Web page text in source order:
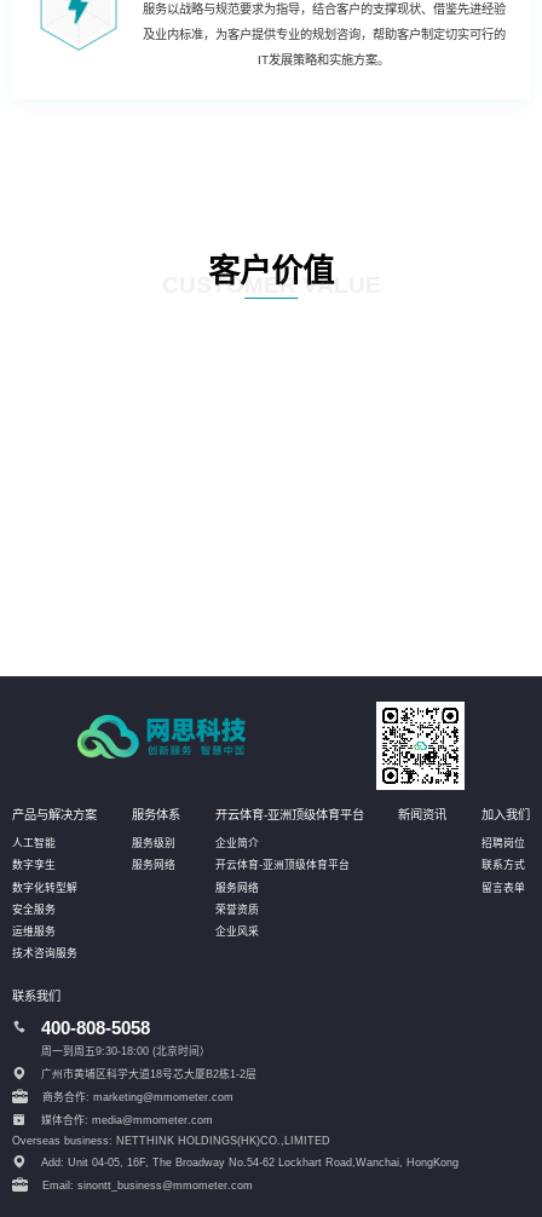
服务以战略与规范要求为指导，结合客户的支撑现状、借鉴先进经验
及业内标准，为客户提供专业的规划咨询，帮助客户制定切实可行的
IT发展策略和实施方案。
客户价值
CUSTOMER VALUE
产品与解决方案
人工智能
数字孪生
数字化转型解
安全服务
运维服务
技术咨询服务
服务体系
服务级别
服务网络
开云体育-亚洲顶级体育平台
企业简介
开云体育-亚洲顶级体育平台
服务网络
荣誉资质
企业风采
新闻资讯 加入我们
招聘岗位
联系方式
留言表单
联系我们
400-808-5058
周一到周五9:30-18:00 (北京时间）
广州市黄埔区科学大道18号芯大厦B2栋1-2层
商务合作: marketing@mmometer.com
媒体合作: media@mmometer.com
Overseas business: NETTHINK HOLDINGS(HK)CO.,LIMITED
Add: Unit 04-05, 16F, The Broadway No.54-62 Lockhart Road, Wanchai, HongKong
Email: sinontt_business@mmometer.com